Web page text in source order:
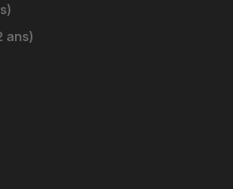
ans)